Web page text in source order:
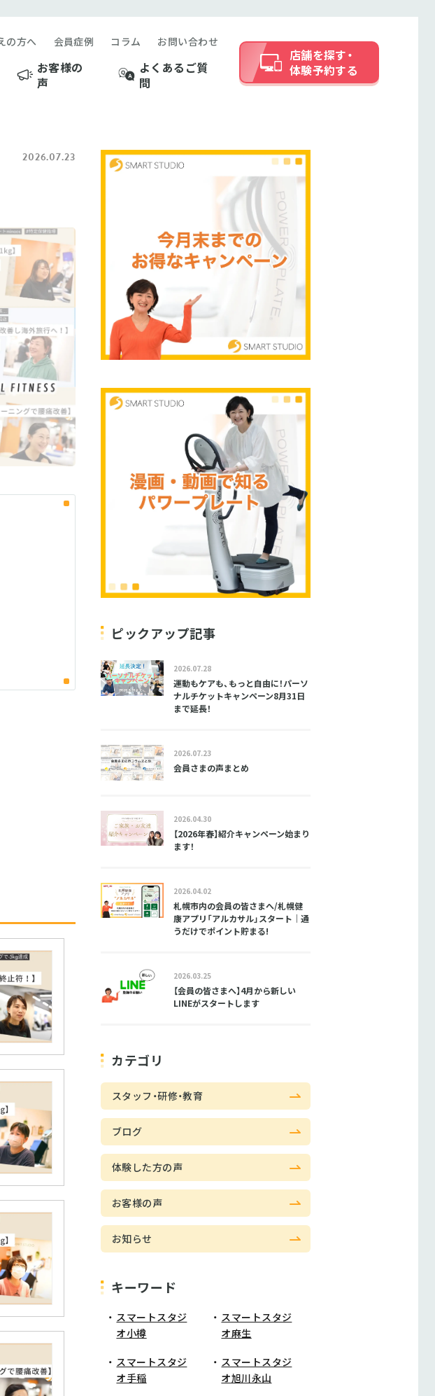
お客様の
声
よくあるご質
問
の方へ 会員症例 コラム お問い合わせ
店舗を探す・
体験予約する
2026.07.23
ピックアップ記事
2026.07.28
運動もケアも、もっと自由に！パーソ
ナルチケットキャンペーン8月31日
まで延長！
2026.07.23
会員さまの声まとめ
2026.04.30
【2026年春】紹介キャンペーン始まり
ます！
2026.04.02
札幌市内の会員の皆さまへ/札幌健
康アプリ「アルカサル」スタート｜通
うだけでポイント貯まる!
2026.03.25
【会員の皆さまへ】4月から新しい
LINEがスタートします
カテゴリ
スタッフ・研修・教育
ブログ
体験した方の声
お客様の声
お知らせ
キーワード
スマートスタジ
オ小樽
スマートスタジ
オ麻生
スマートスタジ
オ手稲
スマートスタジ
オ旭川永山